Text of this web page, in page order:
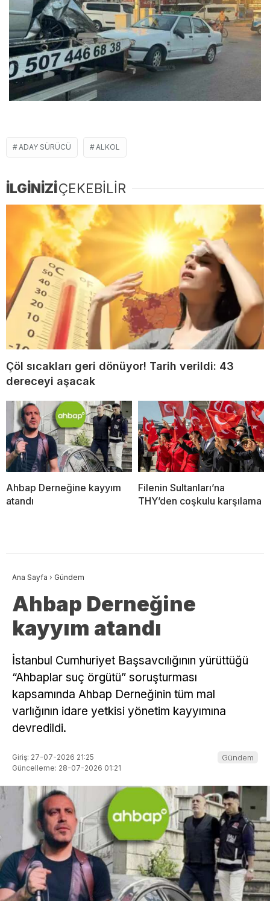
ADAY SÜRÜCÜ ALKOL
İLGİNİZİÇEKEBİLİR
Çöl sıcakları geri dönüyor! Tarih verildi: 43
dereceyi aşacak
Ahbap Derneğine kayyım
atandı
Filenin Sultanları’na
THY’den coşkulu karşılama
Ana Sayfa › Gündem
Ahbap Derneğine
kayyım atandı
İstanbul Cumhuriyet Başsavcılığının yürüttüğü
“Ahbaplar suç örgütü” soruşturması
kapsamında Ahbap Derneğinin tüm mal
varlığının idare yetkisi yönetim kayyımına
devredildi.
Giriş: 27-07-2026 21:25
Güncelleme: 28-07-2026 01:21
Gündem